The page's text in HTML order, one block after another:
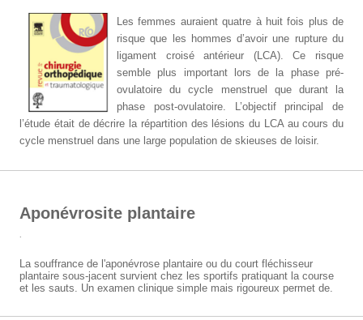
Les femmes auraient quatre à huit fois plus de
risque que les hommes d’avoir une rupture du
ligament croisé antérieur (LCA). Ce risque
semble plus important lors de la phase pré-
ovulatoire du cycle menstruel que durant la
phase post-ovulatoire. L’objectif principal de
l’étude était de décrire la répartition des lésions du LCA au cours du
cycle menstruel dans une large population de skieuses de loisir.
Aponévrosite plantaire
.
La souffrance de l'aponévrose plantaire ou du court fléchisseur
plantaire sous-jacent survient chez les sportifs pratiquant la course
et les sauts. Un examen clinique simple mais rigoureux permet de.